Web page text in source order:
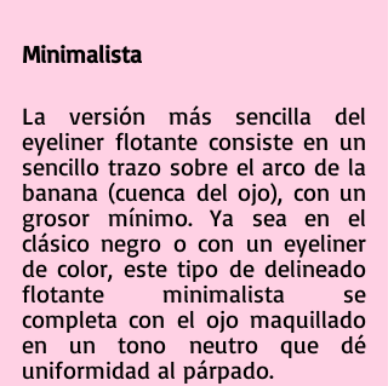
Minimalista
La versión más sencilla del
eyeliner flotante consiste en un
sencillo trazo sobre el arco de la
banana (cuenca del ojo), con un
grosor mínimo. Ya sea en el
clásico negro o con un eyeliner
de color, este tipo de delineado
flotante minimalista se
completa con el ojo maquillado
en un tono neutro que dé
uniformidad al párpado.